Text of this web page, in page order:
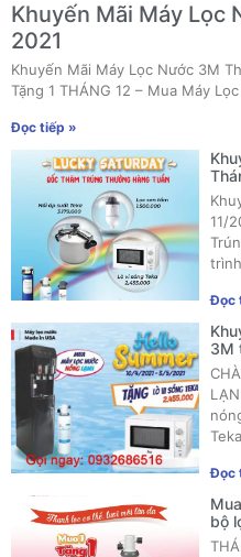
Khuyến Mãi Máy Lọc
2021
Khuyến Mãi Máy Lọc Nước 3M
Tặng 1 THÁNG 12 – Mua Máy
Đọc tiếp »
11/
Đọc
3M
Đọc
bộ